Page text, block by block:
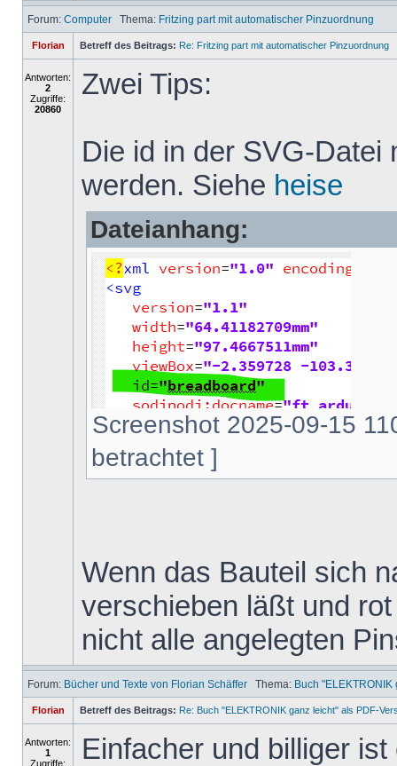
Forum: Computer Thema: Fritzing part mit automatischer Pinzuordnung
Florian Betreff des Beitrags: Re: Fritzing part mit automatischer Pinzuordnung
Antworten:
2
Zugriffe:
20860
Zwei Tips:
Die id in der SVG-Datei
werden. Siehe heise
Dateianhang:
Screenshot 2025-09-15
betrachtet ]
Wenn das Bauteil sich
verschieben läßt und
nicht alle angelegten
Forum: Bücher und Texte von Florian Schäffer Thema: Buch
Florian Betreff des Beitrags: Re: Buch "ELEKTRONIK ganz leicht" als PDF-
Antworten:
1
Zugriffe:
Einfacher und billiger